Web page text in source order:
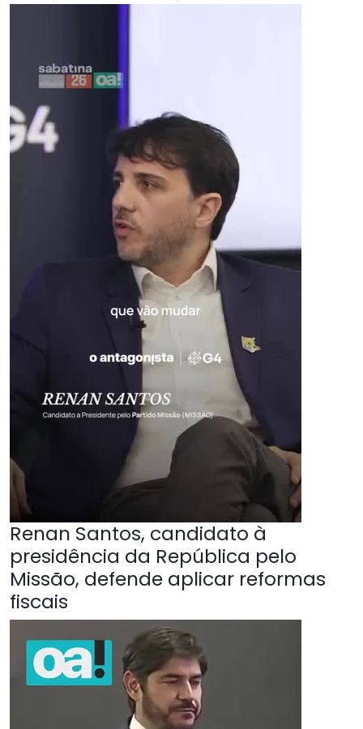
Renan Santos, candidato à
presidência da República pelo
Missão, defende aplicar reformas
fiscais